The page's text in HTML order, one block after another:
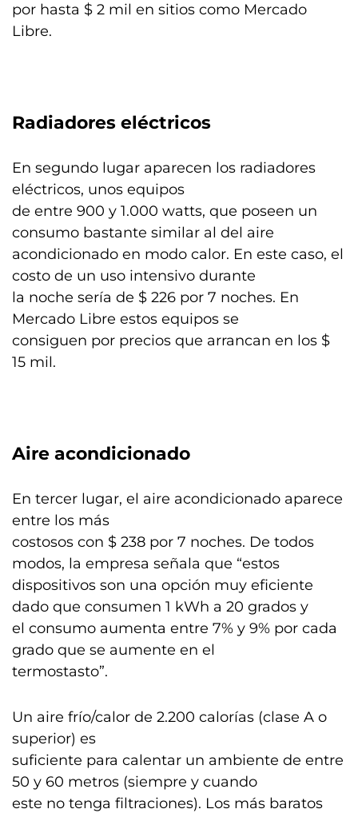
por hasta $ 2 mil en sitios como Mercado
Libre.
Radiadores eléctricos
En segundo lugar aparecen los radiadores
eléctricos, unos equipos
de entre 900 y 1.000 watts, que poseen un
consumo bastante similar al del aire
acondicionado en modo calor. En este caso, el
costo de un uso intensivo durante
la noche sería de $ 226 por 7 noches. En
Mercado Libre estos equipos se
consiguen por precios que arrancan en los $
15 mil.
Aire acondicionado
En tercer lugar, el aire acondicionado aparece
entre los más
costosos con $ 238 por 7 noches. De todos
modos, la empresa señala que “estos
dispositivos son una opción muy eficiente
dado que consumen 1 kWh a 20 grados y
el consumo aumenta entre 7% y 9% por cada
grado que se aumente en el
termostasto”.
Un aire frío/calor de 2.200 calorías (clase A o
superior) es
suficiente para calentar un ambiente de entre
50 y 60 metros (siempre y cuando
este no tenga filtraciones). Los más baratos